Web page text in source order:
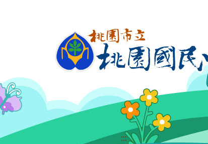
:::